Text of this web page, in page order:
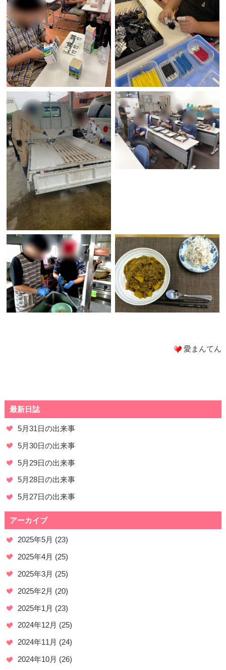
愛まんてん
最新日誌
5月31日の出来事
5月30日の出来事
5月29日の出来事
5月28日の出来事
5月27日の出来事
アーカイブ
2025年5月 (23)
2025年4月 (25)
2025年3月 (25)
2025年2月 (20)
2025年1月 (23)
2024年12月 (25)
2024年11月 (24)
2024年10月 (26)